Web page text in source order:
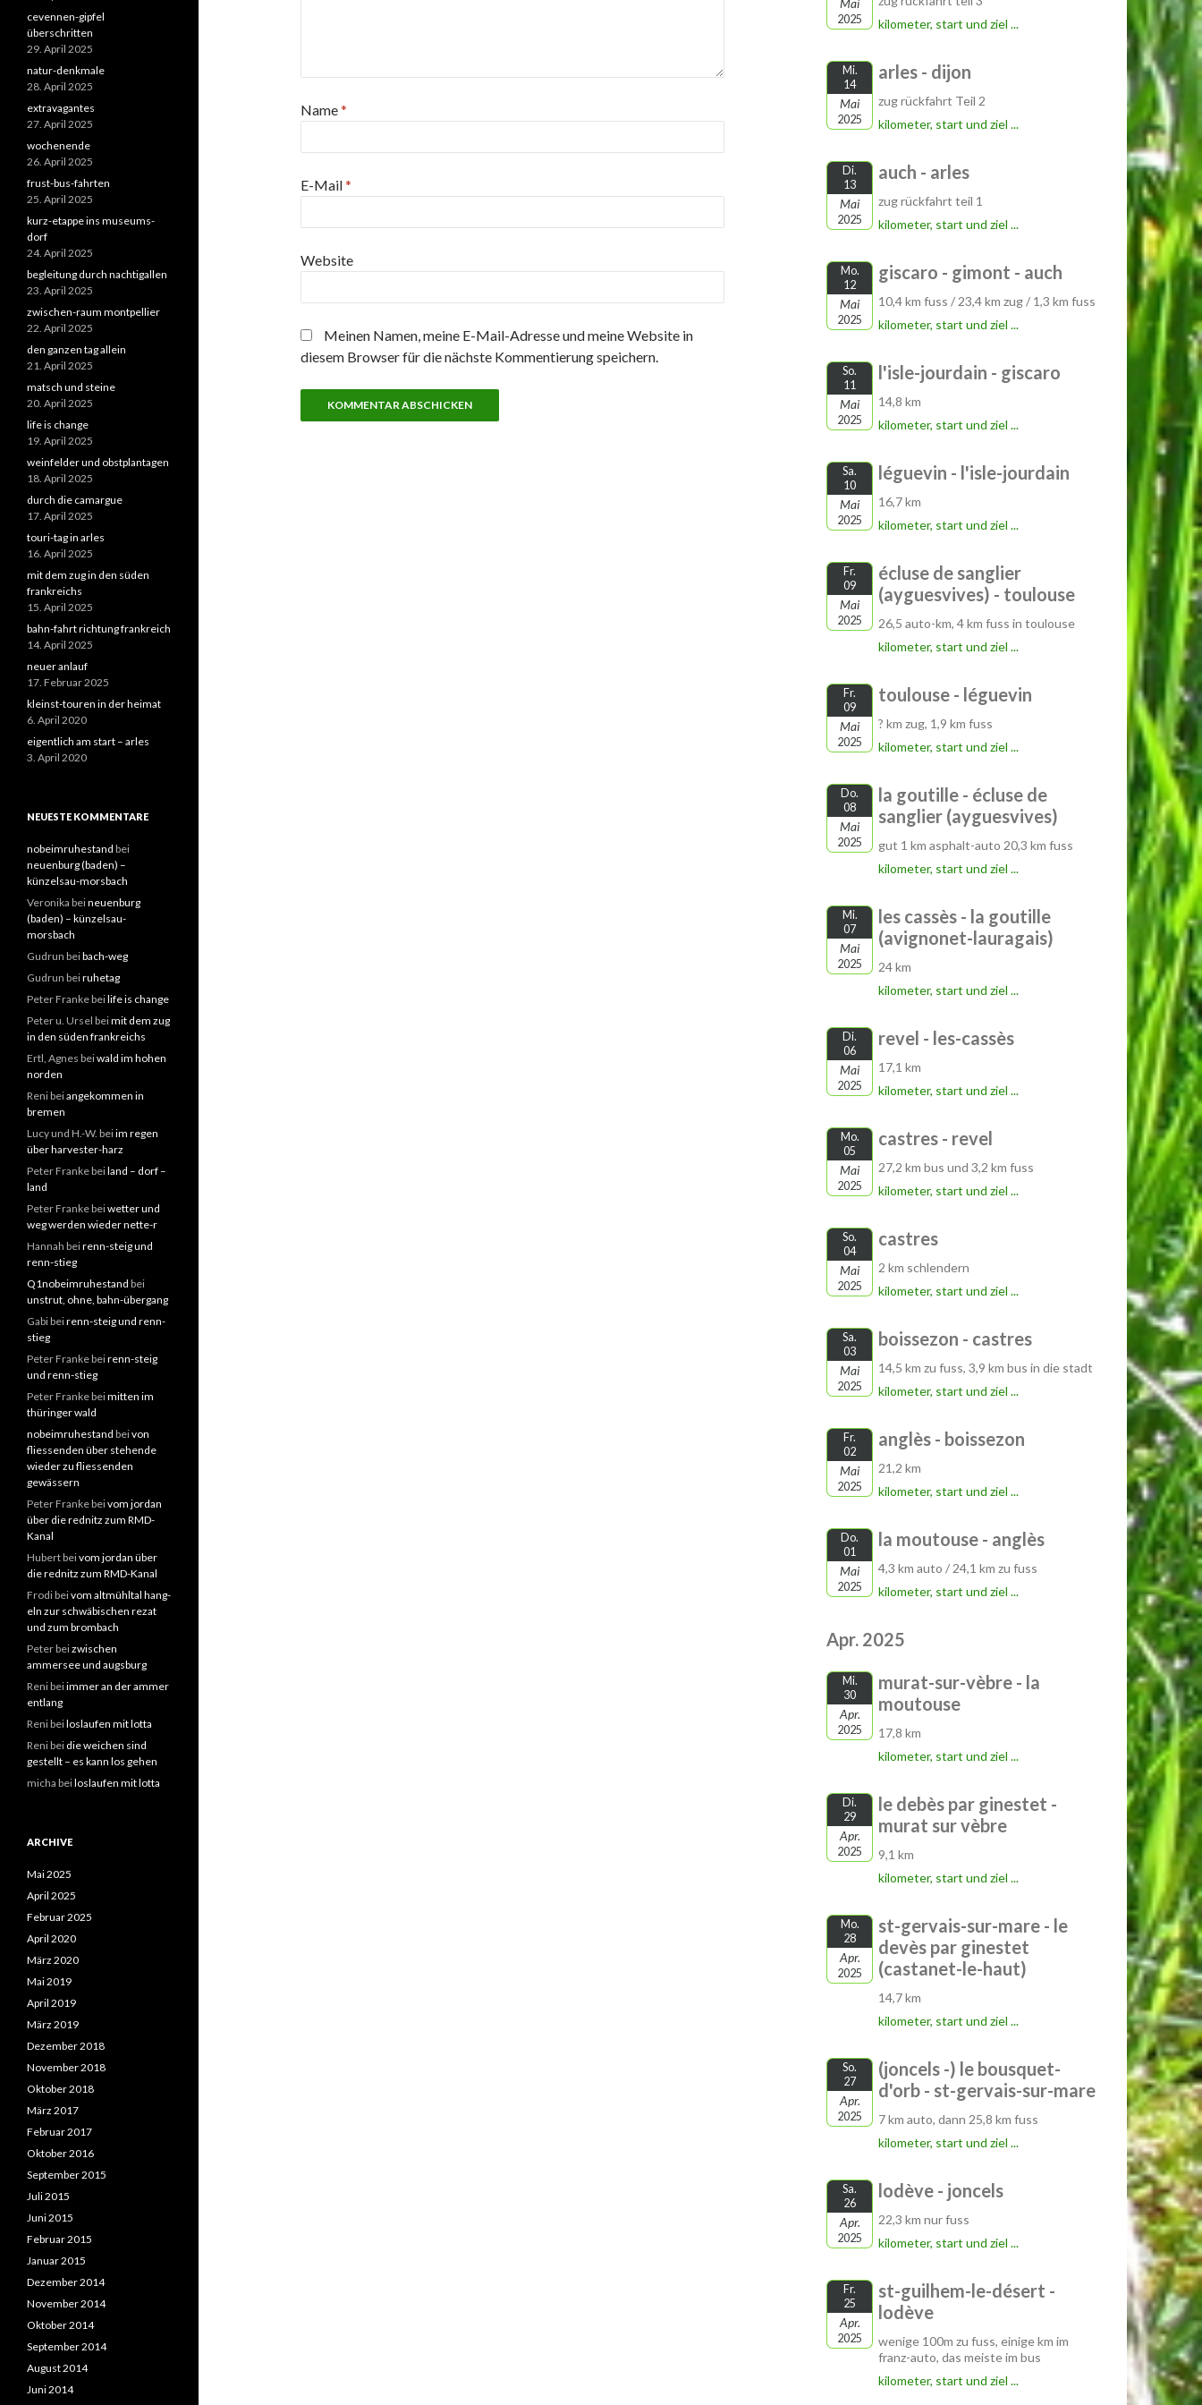
Name*
E-Mail*
Website
Meinen Namen, meine E-Mail-Adresse und meine Website in
diesem Browser für die nächste Kommentierung speichern.
Mai
2025
kilometer, start und ziel ...
Mi.
14
Mai
2025
arles - dijon
zug rückfahrt Teil 2
kilometer, start und ziel ...
Di.
13
Mai
2025
auch - arles
zug rückfahrt teil 1
kilometer, start und ziel ...
Mo.
12
Mai
2025
giscaro - gimont - auch
10,4 km fuss / 23,4 km zug / 1,3 km fuss
kilometer, start und ziel ...
So.
11
Mai
2025
l'isle-jourdain - giscaro
14,8 km
kilometer, start und ziel ...
Sa.
10
Mai
2025
léguevin - l'isle-jourdain
16,7 km
kilometer, start und ziel ...
Fr.
09
Mai
2025
écluse de sanglier
(ayguesvives) - toulouse
26,5 auto-km, 4 km fuss in toulouse
kilometer, start und ziel ...
Fr.
09
Mai
2025
toulouse - léguevin
? km zug, 1,9 km fuss
kilometer, start und ziel ...
Do.
08
Mai
2025
la goutille - écluse de
sanglier (ayguesvives)
gut 1 km asphalt-auto 20,3 km fuss
kilometer, start und ziel ...
Mi.
07
Mai
2025
les cassès - la goutille
(avignonet-lauragais)
24 km
kilometer, start und ziel ...
Di.
06
Mai
2025
revel - les-cassès
17,1 km
kilometer, start und ziel ...
Mo.
05
Mai
2025
castres - revel
27,2 km bus und 3,2 km fuss
kilometer, start und ziel ...
So.
04
Mai
2025
castres
2 km schlendern
kilometer, start und ziel ...
Sa.
03
Mai
2025
boissezon - castres
14,5 km zu fuss, 3,9 km bus in die stadt
kilometer, start und ziel ...
Fr.
02
Mai
2025
anglès - boissezon
21,2 km
kilometer, start und ziel ...
Do.
01
Mai
2025
la moutouse - anglès
4,3 km auto / 24,1 km zu fuss
kilometer, start und ziel ...
Apr. 2025
Mi.
30
Apr.
2025
murat-sur-vèbre - la
moutouse
17,8 km
kilometer, start und ziel ...
Di.
29
Apr.
2025
le debès par ginestet -
murat sur vèbre
9,1 km
kilometer, start und ziel ...
Mo.
28
Apr.
2025
st-gervais-sur-mare - le
devès par ginestet
(castanet-le-haut)
14,7 km
kilometer, start und ziel ...
So.
27
Apr.
2025
(joncels -) le bousquet-
d'orb - st-gervais-sur-mare
7 km auto, dann 25,8 km fuss
kilometer, start und ziel ...
Sa.
26
Apr.
2025
lodève - joncels
22,3 km nur fuss
kilometer, start und ziel ...
Fr.
25
Apr.
2025
st-guilhem-le-désert -
lodève
wenige 100m zu fuss, einige km im
franz-auto, das meiste im bus
kilometer, start und ziel ...
cevennen-gipfel
überschritten
29. April 2025
natur-denkmale
28. April 2025
extravagantes
27. April 2025
wochenende
26. April 2025
frust-bus-fahrten
25. April 2025
kurz-etappe ins museums-
dorf
24. April 2025
begleitung durch nachtigallen
23. April 2025
zwischen-raum montpellier
22. April 2025
den ganzen tag allein
21. April 2025
matsch und steine
20. April 2025
life is change
19. April 2025
weinfelder und obstplantagen
18. April 2025
durch die camargue
17. April 2025
touri-tag in arles
16. April 2025
mit dem zug in den süden
frankreichs
15. April 2025
bahn-fahrt richtung frankreich
14. April 2025
neuer anlauf
17. Februar 2025
kleinst-touren in der heimat
6. April 2020
eigentlich am start – arles
3. April 2020
NEUESTE KOMMENTARE
nobeimruhestand bei
neuenburg (baden) –
künzelsau-morsbach
Veronika beineuenburg
(baden) – künzelsau-
morsbach
Gudrun beibach-weg
Gudrun beiruhetag
Peter Frankebeilife is change
Peter u. Ursel beimit dem zug
in den süden frankreichs
Ertl, Agnes beiwald im hohen
norden
Renibeiangekommen in
bremen
Lucy und H.-W. beiim regen
über harvester-harz
Peter Frankebeiland – dorf –
land
Peter Frankebeiwetter und
weg werden wieder nette-r
Hannah beirenn-steig und
renn-stieg
Q1nobeimruhestand bei
unstrut, ohne, bahn-übergang
Gabibeirenn-steig und renn-
stieg
Peter Frankebeirenn-steig
und renn-stieg
Peter Frankebeimitten im
thüringer wald
nobeimruhestand beivon
fliessenden über stehende
wieder zu fliessenden
gewässern
Peter Frankebeivom jordan
über die rednitz zum RMD-
Kanal
Hubertbeivom jordan über
die rednitz zum RMD-Kanal
Frodibeivom altmühltal hang-
eln zur schwäbischen rezat
und zum brombach
Peterbeizwischen
ammersee und augsburg
Renibeiimmer an der ammer
entlang
Renibeiloslaufen mit lotta
Renibei die weichen sind
gestellt – es kann los gehen
micha beiloslaufen mit lotta
ARCHIVE
Mai 2025
April 2025
Februar 2025
April 2020
März 2020
Mai 2019
April 2019
März 2019
Dezember 2018
November 2018
Oktober 2018
März 2017
Februar 2017
Oktober 2016
September 2015
Juli 2015
Juni 2015
Februar 2015
Januar 2015
Dezember 2014
November 2014
Oktober 2014
September 2014
August 2014
Juni 2014